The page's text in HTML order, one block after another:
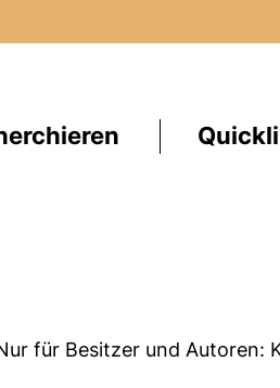
für Besitzer und Autoren: